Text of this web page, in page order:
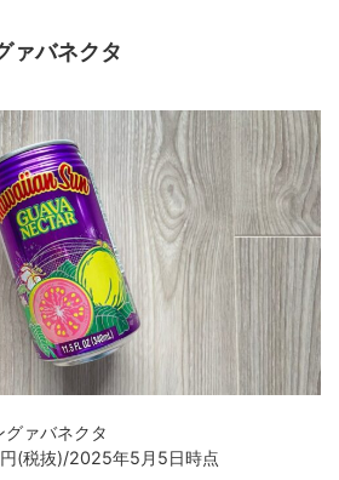
ァバネクタ
ァバネクタ
(税抜)/2025年5月5日時点